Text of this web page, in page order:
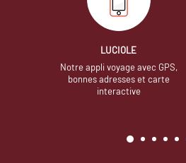
LUCIOLE
Notre appli voyage avec GPS,
bonnes adresses et carte
interactive